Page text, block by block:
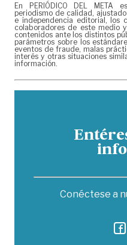
En PERIÓDICO DEL META
periodismo de calidad,
e independencia editorial, los
colaboradores de este medio
contenidos ante los distintos
parámetros sobre los
eventos de fraude, malas
interés y otras situaciones
información.
Conéctese a